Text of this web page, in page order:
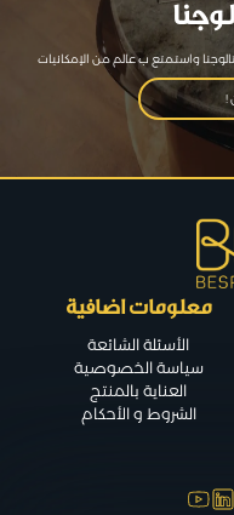
واستمتع ب عالم من الإمكانيات
معلومات اضافية
الأسئلة الشائعة
سياسة الخصوصية
العناية بالمنتج
الشروط و الأحكام